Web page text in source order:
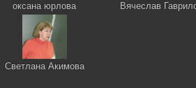
оксана юрлова Вячеслав
Светлана Акимова